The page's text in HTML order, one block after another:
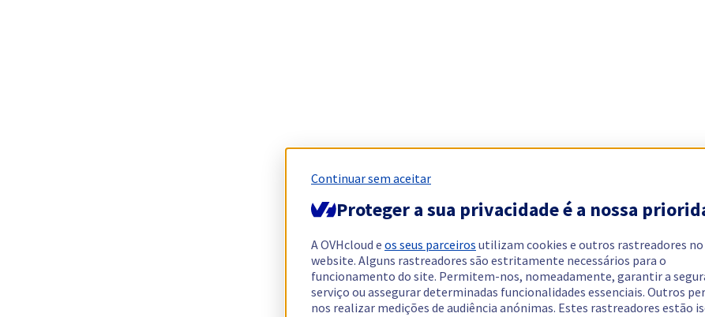
Continuar sem aceitar
Proteger a sua privacidade é a nossa
A OVHcloud e os seus parceiros utilizam cookies e outros rastreadores no
website. Alguns rastreadores são estritamente necessários para o
funcionamento do site. Permitem-nos, nomeadamente, garantir a
serviço ou assegurar determinadas funcionalidades essenciais. Outros
nos realizar medições de audiência anónimas. Estes rastreadores estão